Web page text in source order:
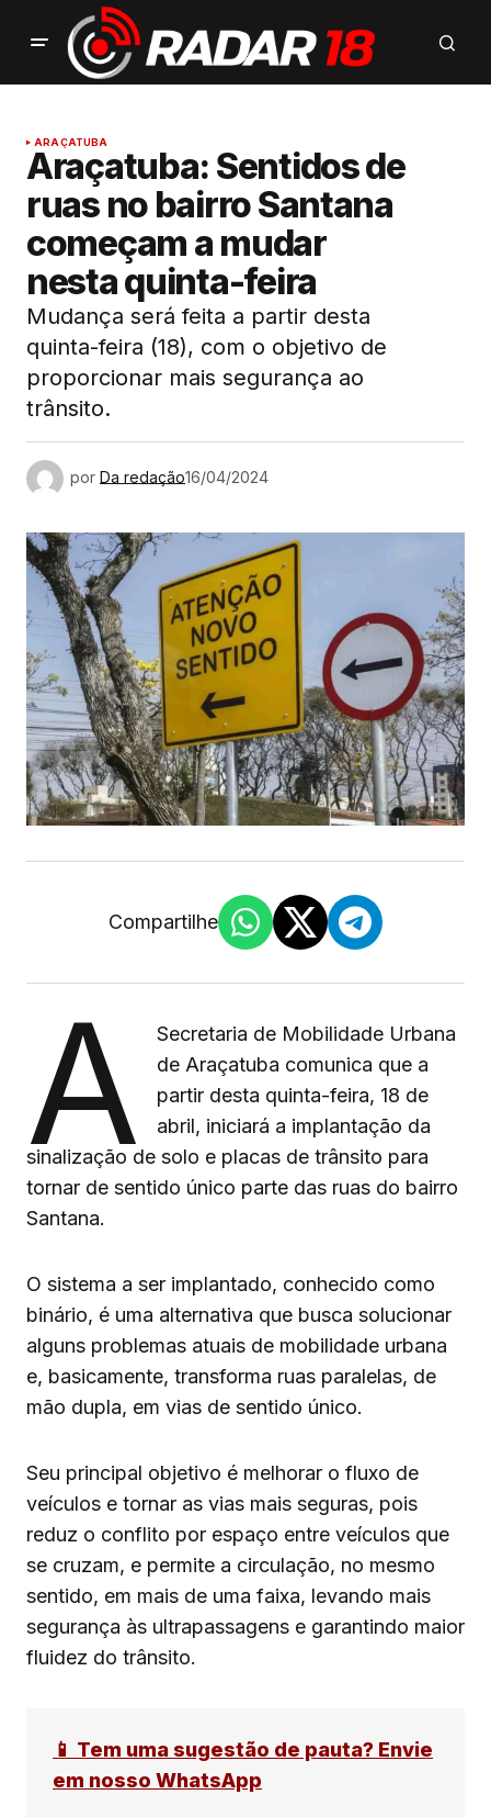
ARAÇATUBA
Araçatuba: Sentidos de
ruas no bairro Santana
começam a mudar
nesta quinta-feira
Mudança será feita a partir desta
quinta-feira (18), com o objetivo de
proporcionar mais segurança ao
trânsito.
por Da redação16/04/2024
Compartilhe
A
Secretaria de Mobilidade Urbana
de Araçatuba comunica que a
partir desta quinta-feira, 18 de
abril, iniciará a implantação da
sinalização de solo e placas de trânsito para
tornar de sentido único parte das ruas do bairro
Santana.
O sistema a ser implantado, conhecido como
binário, é uma alternativa que busca solucionar
alguns problemas atuais de mobilidade urbana
e, basicamente, transforma ruas paralelas, de
mão dupla, em vias de sentido único.
Seu principal objetivo é melhorar o fluxo de
veículos e tornar as vias mais seguras, pois
reduz o conflito por espaço entre veículos que
se cruzam, e permite a circulação, no mesmo
sentido, em mais de uma faixa, levando mais
segurança às ultrapassagens e garantindo maior
fluidez do trânsito.
📱 Tem uma sugestão de pauta? Envie
em nosso WhatsApp